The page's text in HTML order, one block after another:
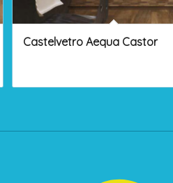
Castelvetro Aequa Castor